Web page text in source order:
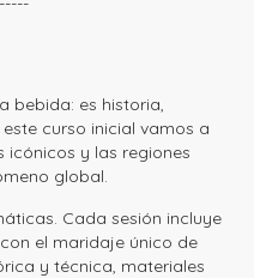
bebida: es historia,
curso inicial vamos a
icónicos y las regiones
global.
Cada sesión incluye
el maridaje único de
y técnica, materiales